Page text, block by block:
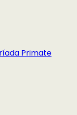
Primate